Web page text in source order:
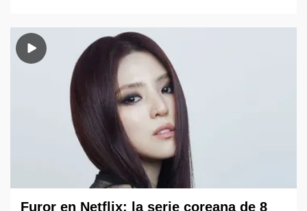
Furor en Netflix: la serie coreana de 8